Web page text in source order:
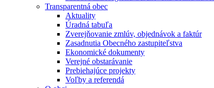
Transparentná obec
Aktuality
Úradná tabuľa
Zverejňovanie zmlúv, objednávok a faktúr
Zasadnutia Obecného zastupiteľstva
Ekonomické dokumenty
Verejné obstarávanie
Prebiehajúce projekty
Voľby a referendá